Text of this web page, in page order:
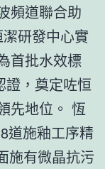
頻道聯合助
研發中心實
首批水效標
證，奠定咗恒
先地位。 恆
道施釉工序精
施有微晶抗污